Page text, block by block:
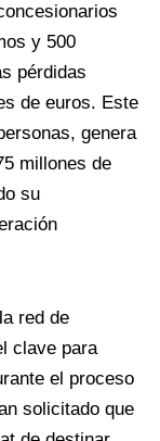
y 500
pérdidas
de euros. Este
genera
millones de
su
red de
clave para
el proceso
solicitado que